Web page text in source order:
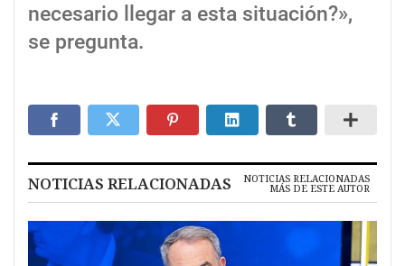
necesario llegar a esta situación?»,
se pregunta.
NOTICIAS RELACIONADAS NOTICIAS RELACIONADAS
MÁS DE ESTE AUTOR